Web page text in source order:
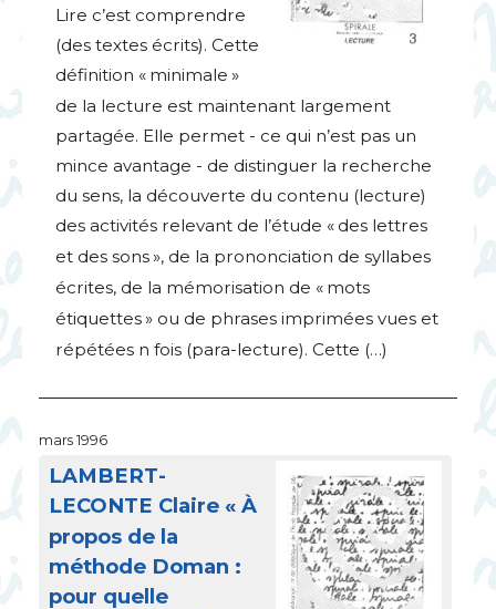
Lire c’est comprendre
(des textes écrits). Cette
définition « minimale »
de la lecture est maintenant largement
partagée. Elle permet - ce qui n’est pas un
mince avantage - de distinguer la recherche
du sens, la découverte du contenu (lecture)
des activités relevant de l’étude « des lettres
et des sons», de la prononciation de syllabes
écrites, de la mémorisation de « mots
étiquettes» ou de phrases imprimées vues et
répétées n fois (para-lecture). Cette (…)
mars 1996
LAMBERT-
LECONTE Claire « À
propos de la
méthode Doman :
pour quelle